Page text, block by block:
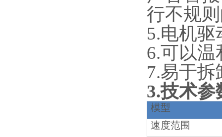
行不规
5.电机
6.可以
7.易于
3.技术参
模型
速度范围